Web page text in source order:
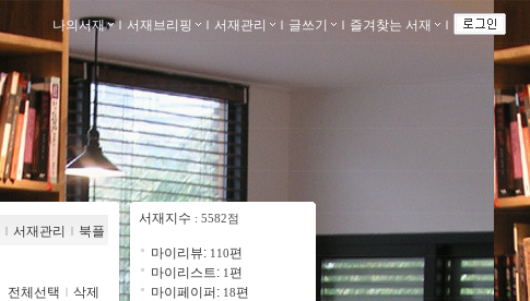
나의서재 ｌ 서재브리핑 ｌ 서재관리 ｌ 글쓰기 ｌ 즐겨찾는 서재 ｌ
ｌ 서재관리 ｌ 북플
전체선택 ｌ 삭제
서재지수 : 5582점
마이리뷰: 110편
마이리스트: 1편
마이페이퍼: 18편